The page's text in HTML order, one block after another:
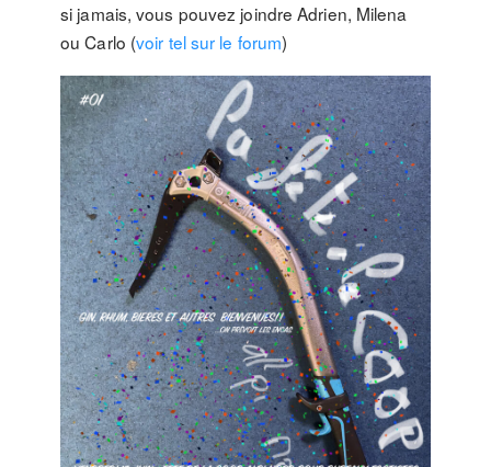
si jamais, vous pouvez joindre Adrien, Milena
ou Carlo (voir tel sur le forum)